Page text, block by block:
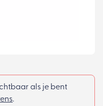
als je bent
.